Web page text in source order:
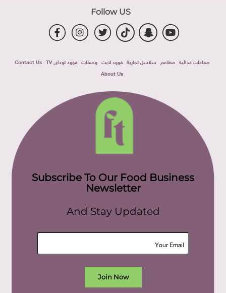
Follow US
صناعات غذائية مطاعم سلاسل تجارية فوود لايت وصفات فوود توداى TV
Contact Us
About Us
Subscribe To Our Food Business
Newsletter
And Stay Updated
Join Now